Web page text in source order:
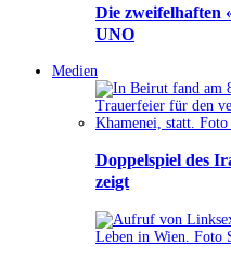
Die zweifelhaften
UNO
Medien
Doppelspiel des
zeigt